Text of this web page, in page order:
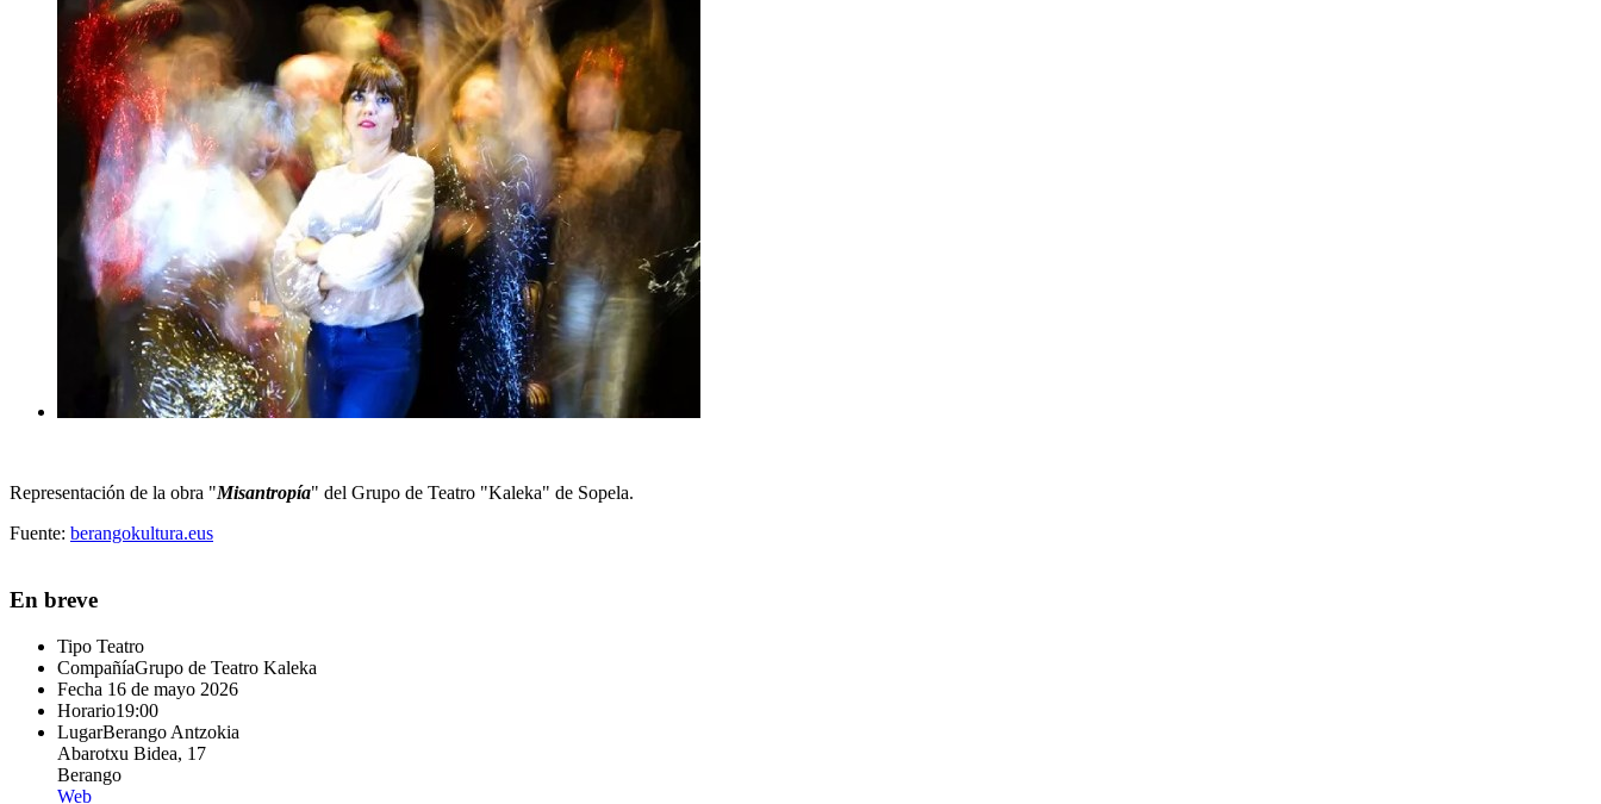
Representación de la obra "Misantropía" del Grupo de Teatro "Kaleka" de Sopela.
Fuente: berangokultura.eus
En breve
Tipo Teatro
CompañíaGrupo de Teatro Kaleka
Fecha 16 de mayo 2026
Horario19:00
LugarBerango Antzokia
Abarotxu Bidea, 17
Berango
Web